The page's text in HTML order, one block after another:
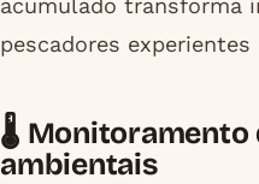
acumulado transforma
pescadores
🌡️ Monitoramento
ambientais